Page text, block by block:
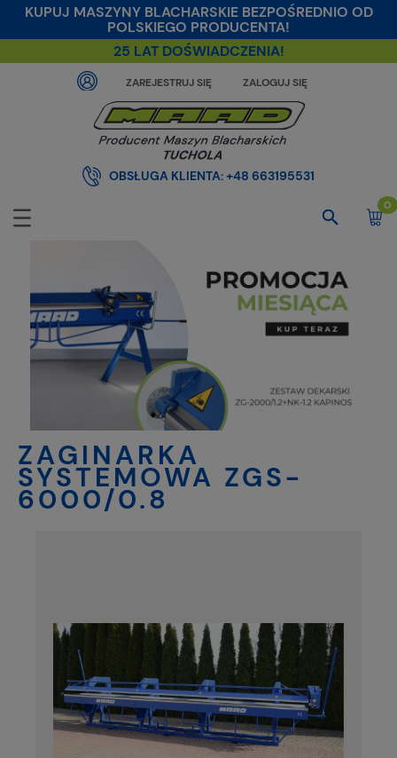
KUPUJ MASZYNY BLACHARSKIE BEZPOŚREDNIO OD
POLSKIEGO PRODUCENTA!
25 LAT DOŚWIADCZENIA!
ZAREJESTRUJ SIĘ ZALOGUJ SIĘ
OBSŁUGA KLIENTA:+48 663195531
ZAGINARKA
SYSTEMOWA ZGS-
6000/0.8